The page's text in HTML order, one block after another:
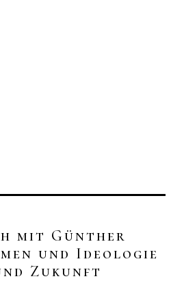
mit Günther
und Ideologie
Zukunft